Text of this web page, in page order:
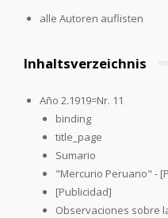
alle Autoren auflisten
Inhaltsverzeichnis
Año 2.1919=Nr. 11
binding
title_page
Sumario
"Mercurio Peruano" -
[Publicidad]
Observaciones sobre